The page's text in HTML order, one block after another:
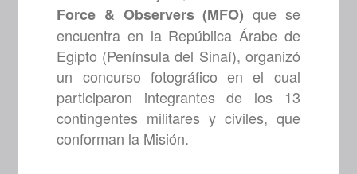
Force & Observers (MFO) que se
encuentra en la República Árabe de
Egipto (Península del Sinaí), organizó
un concurso fotográfico en el cual
participaron integrantes de los 13
contingentes militares y civiles, que
conforman la Misión.